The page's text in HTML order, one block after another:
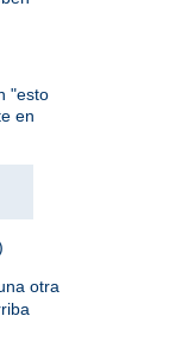
"esto
en
otra